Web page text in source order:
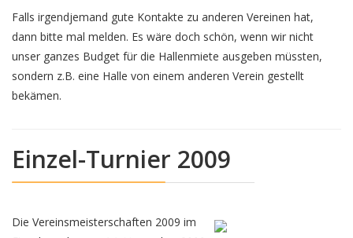
Falls irgendjemand gute Kontakte zu anderen Vereinen hat,
dann bitte mal melden. Es wäre doch schön, wenn wir nicht
unser ganzes Budget für die Hallenmiete ausgeben müssten,
sondern z.B. eine Halle von einem anderen Verein gestellt
bekämen.
Einzel-Turnier 2009
Die Vereinsmeisterschaften 2009 im